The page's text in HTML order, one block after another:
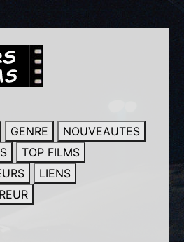
GENRE
NOUVEAUTES
TOP FILMS
LIENS